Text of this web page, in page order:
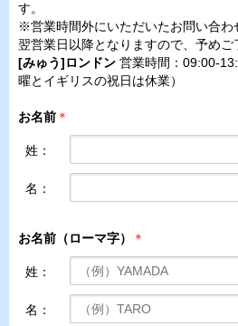
す。
※営業時間外にいただいたお問い合わ
翌営業日以降となりますので、予めご
[みゅう]ロンドン 営業時間：09:00-
曜とイギリスの祝日は休業）
お名前 ＊
姓：
名：
お名前（ローマ字） ＊
姓：
名：